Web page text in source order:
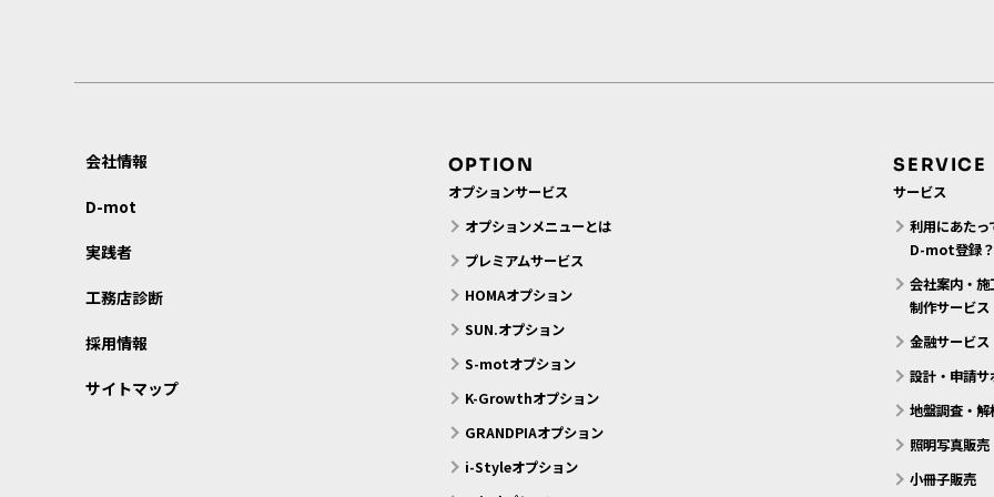
会社情報
D-mot
実践者
工務店診断
採用情報
サイトマップ
OPTION
オプションサービス
オプションメニューとは
プレミアムサービス
HOMAオプション
SUN.オプション
S-motオプション
K-Growthオプション
GRANDPIAオプション
i-Styleオプション
SERVICE
サービス
利用にあたっ
D-mot登録
会社案内・施
制作サービス
金融サービス
設計・申請サ
地盤調査・
照明写真販売
小冊子販売